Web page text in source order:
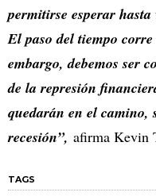
permitirse esperar
El paso del tiempo
embargo, debemos ser
de la represión
quedarán en el camino,
recesión”, afirma Kevin
TAGS